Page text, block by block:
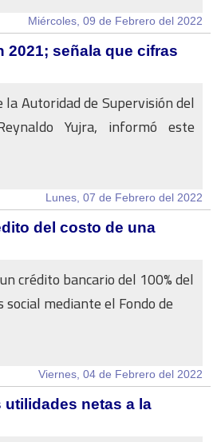
Miércoles, 09 de Febrero del 2022
2021; señala que cifras
Autoridad de Supervisión del
Yujra, informó este
Lunes, 07 de Febrero del 2022
del costo de una
crédito bancario del 100% del
mediante el Fondo de
Viernes, 04 de Febrero del 2022
utilidades netas a la